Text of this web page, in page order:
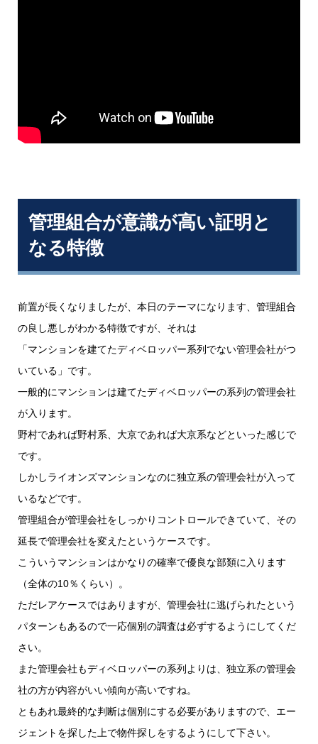
管理組合が意識が高い証明と
なる特徴
前置が長くなりましたが、本日のテーマになります、管理組合
の良し悪しがわかる特徴ですが、それは
「マンションを建てたディベロッパー系列でない管理会社がつ
いている」です。
一般的にマンションは建てたディベロッパーの系列の管理会社
が入ります。
野村であれば野村系、大京であれば大京系などといった感じで
です。
しかしライオンズマンションなのに独立系の管理会社が入って
いるなどです。
管理組合が管理会社をしっかりコントロールできていて、その
延長で管理会社を変えたというケースです。
こういうマンションはかなりの確率で優良な部類に入ります
（全体の10％くらい）。
ただレアケースではありますが、管理会社に逃げられたという
パターンもあるので一応個別の調査は必ずするようにしてくだ
さい。
また管理会社もディベロッパーの系列よりは、独立系の管理会
社の方が内容がいい傾向が高いですね。
ともあれ最終的な判断は個別にする必要がありますので、エー
ジェントを探した上で物件探しをするようにして下さい。